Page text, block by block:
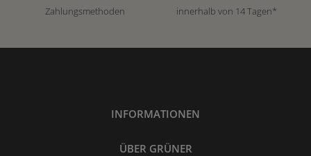
Zahlungsmethoden
innerhalb von 14 Tagen*
INFORMATIONEN
ÜBER GRÜNER